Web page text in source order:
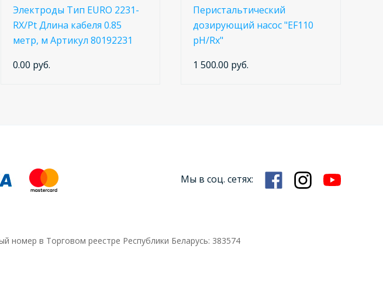
Электроды Тип EURO 2231-
RX/Pt Длина кабеля 0.85
метр, м Артикул 80192231
0.00 руб.
Перистальтический
дозирующий насос "EF110
pH/Rx"
1 500.00 руб.
Мы в соц. сетях:
номер в Торговом реестре Республики Беларусь: 383574